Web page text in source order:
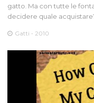
gatto. Ma con tutte le
decidere quale
Gatti - 2010